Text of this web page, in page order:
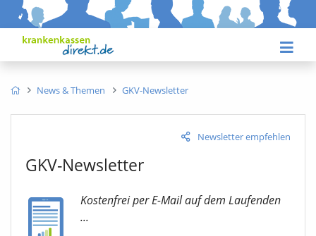
News & Themen GKV-Newsletter
Newsletter empfehlen
GKV-Newsletter
Kostenfrei per E-Mail auf dem Laufenden
...